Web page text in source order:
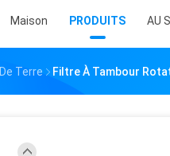
Maison PRODUITS AU
Terre Filtre À Tambour